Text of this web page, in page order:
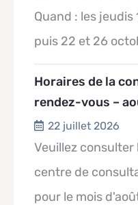
Quand : les
puis 22 et 26
Horaires de la
rendez-vous –
22 juillet 2026
Veuillez consulter
centre de
pour le mois